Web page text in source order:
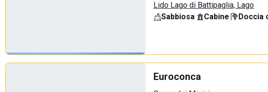
Lido Lago di Battipaglia, Lago
Sabbiosa· Cabine· Doccia
Euroconca